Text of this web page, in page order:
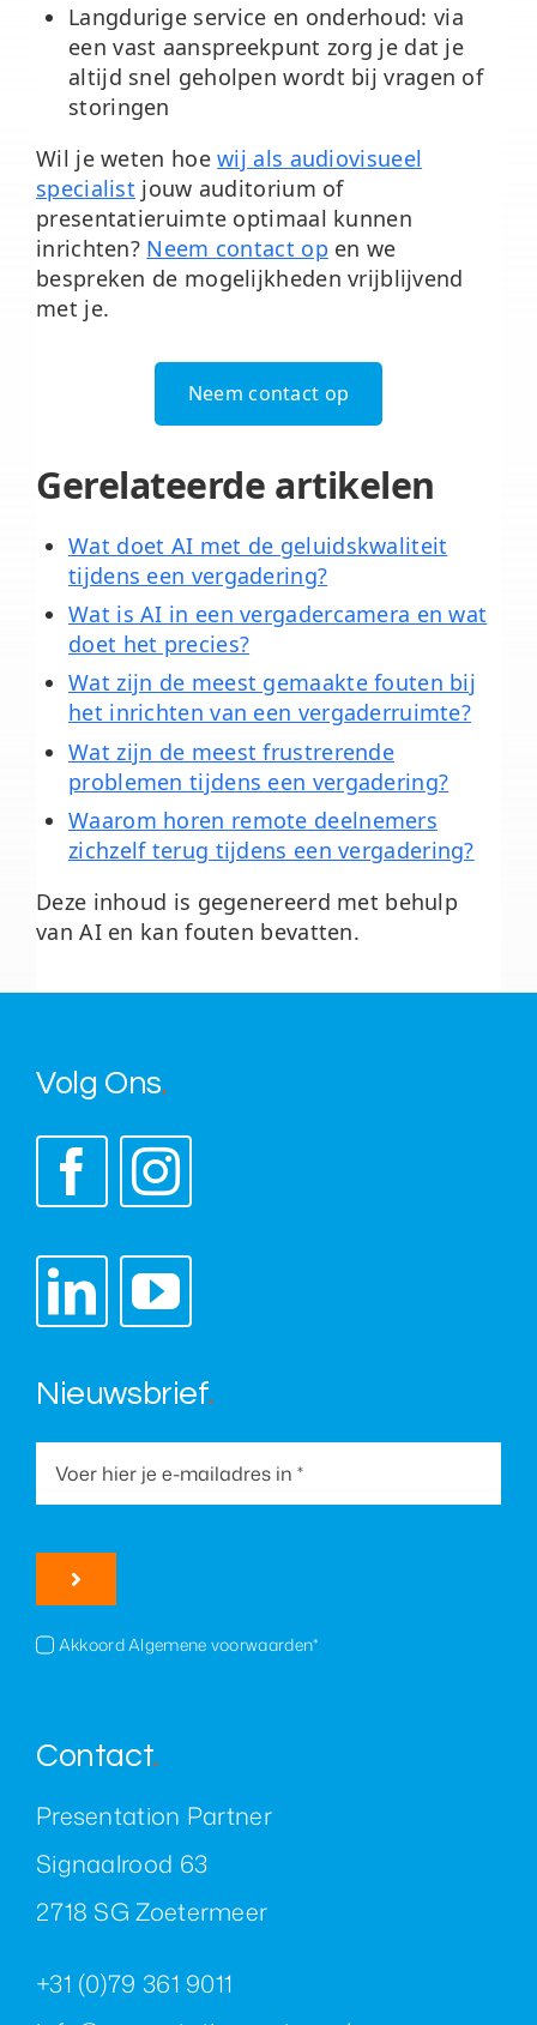
Langdurige service en onderhoud: via
een vast aanspreekpunt zorg je dat je
altijd snel geholpen wordt bij vragen of
storingen
Wil je weten hoewij als audiovisueel
specialist jouw auditorium of
presentatieruimte optimaal kunnen
inrichten? Neem contact op en we
bespreken de mogelijkheden vrijblijvend
met je.
Neem contact op
Gerelateerde artikelen
Wat doet AI met de geluidskwaliteit
tijdens een vergadering?
Wat is AI in een vergadercamera en wat
doet het precies?
Wat zijn de meest gemaakte fouten bij
het inrichten van een vergaderruimte?
Wat zijn de meest frustrerende
problemen tijdens een vergadering?
Waarom horen remote deelnemers
zichzelf terug tijdens een vergadering?
Deze inhoud is gegenereerd met behulp
van AI en kan fouten bevatten.
Volg Ons.
Nieuwsbrief.
Akkoord Algemene voorwaarden*
Contact.
Presentation Partner
Signaalrood 63
2718 SG Zoetermeer
+31 (0)79 361 9011